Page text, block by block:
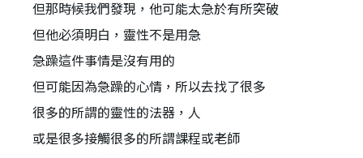
但那時候我們發現，他可能太急於有所突破
但他必須明白，靈性不是用急
急躁這件事情是沒有用的
但可能因為急躁的心情，所以去找了很多
很多的所謂的靈性的法器，人
或是很多接觸很多的所謂課程或老師